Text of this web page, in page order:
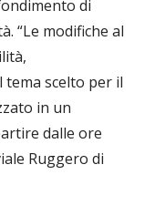
di
“Le modifiche al
tema scelto per il
in un
dalle ore
Ruggero di